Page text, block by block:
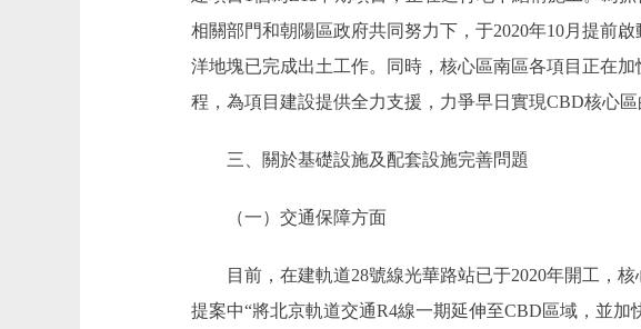
相關部門和朝陽區政府共同努力下，于2020年10月提前
洋地塊已完成出土工作。同時，核心區南區各項目正在
程，為項目建設提供全力支援，力爭早日實現CBD核心區
三、關於基礎設施及配套設施完善問題
（一）交通保障方面
目前，在建軌道28號線光華路站已于2020年開工，核
提案中“將北京軌道交通R4線一期延伸至CBD區域，並